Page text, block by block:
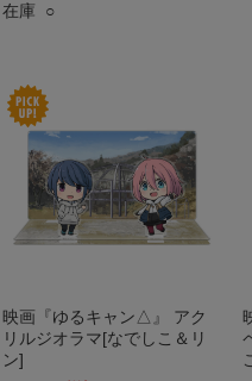
在庫 ○
映画『ゆるキャン△』 アク
リルジオラマ[なでしこ＆リ
ン]